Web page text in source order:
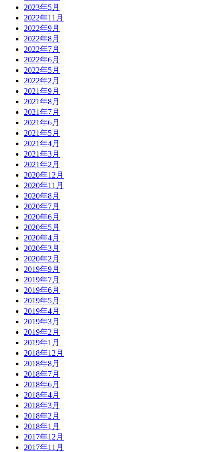
2023年5月
2022年11月
2022年9月
2022年8月
2022年7月
2022年6月
2022年5月
2022年2月
2021年9月
2021年8月
2021年7月
2021年6月
2021年5月
2021年4月
2021年3月
2021年2月
2020年12月
2020年11月
2020年8月
2020年7月
2020年6月
2020年5月
2020年4月
2020年3月
2020年2月
2019年9月
2019年7月
2019年6月
2019年5月
2019年4月
2019年3月
2019年2月
2019年1月
2018年12月
2018年8月
2018年7月
2018年6月
2018年4月
2018年3月
2018年2月
2018年1月
2017年12月
2017年11月